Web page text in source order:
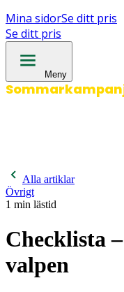
Mina sidorSe ditt pris
Se ditt pris
Meny
Alla artiklar
Övrigt
1 min lästid
Checklista
valpen